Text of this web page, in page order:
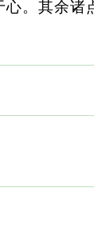
。其余诸